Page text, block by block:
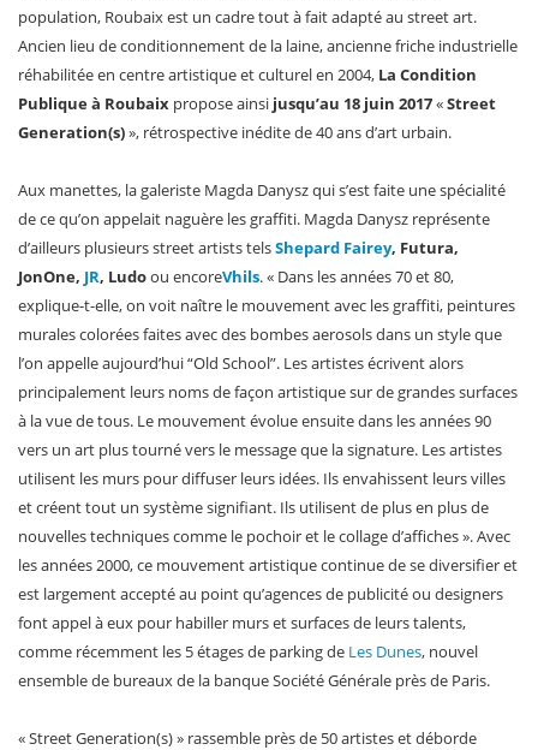
population, Roubaix est un cadre tout à fait adapté au street art.
Ancien lieu de conditionnement de la laine, ancienne friche industrielle
réhabilitée en centre artistique et culturel en 2004, La Condition
Publique à Roubaix propose ainsi jusqu’au 18 juin 2017«Street
Generation(s)», rétrospective inédite de 40 ans d’art urbain.
Aux manettes, la galeriste Magda Danysz qui s’est faite une spécialité
de ce qu’on appelait naguère les graffiti. Magda Danysz représente
d’ailleurs plusieurs street artists telsShepard Fairey, Futura,
JonOne, JR, Ludoou encoreVhils. « Dans les années 70 et 80,
explique-t-elle, on voit naître le mouvement avec les graffiti, peintures
murales colorées faites avec des bombes aerosols dans un style que
l’on appelle aujourd’hui “Old School”. Les artistes écrivent alors
principalement leurs noms de façon artistique sur de grandes surfaces
à la vue de tous. Le mouvement évolue ensuite dans les années 90
vers un art plus tourné vers le message que la signature. Les artistes
utilisent les murs pour diffuser leurs idées. Ils envahissent leurs villes
et créent tout un système signifiant. Ils utilisent de plus en plus de
nouvelles techniques comme le pochoir et le collage d’affiches ». Avec
les années 2000, ce mouvement artistique continue de se diversifier et
est largement accepté au point qu’agences de publicité ou designers
font appel à eux pour habiller murs et surfaces de leurs talents,
comme récemment les 5 étages de parking de Les Dunes, nouvel
ensemble de bureaux de la banque Société Générale près de Paris.
« Street Generation(s) » rassemble près de 50 artistes et déborde